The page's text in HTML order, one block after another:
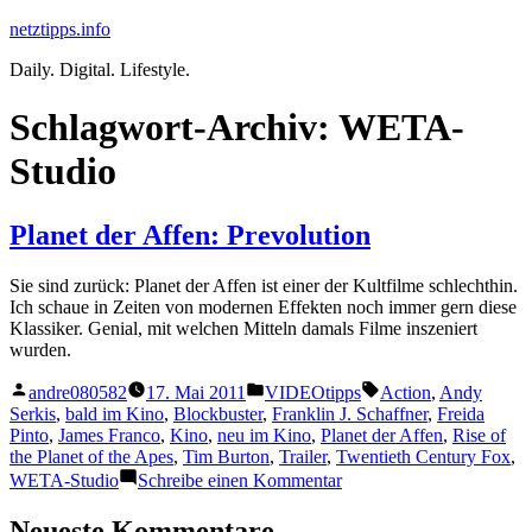
Zum
springen
netztipps.info
Daily. Digital. Lifestyle.
Schlagwort-Archiv: WETA-
Studio
Planet der Affen: Prevolution
Sie sind zurück: Planet der Affen ist einer der Kultfilme schlechthin.
Ich schaue in Zeiten von modernen Effekten noch immer gern diese
Klassiker. Genial, mit welchen Mitteln damals Filme inszeniert
wurden.
Veröffentlicht
von
andre080582 17. Mai 2011
Veröffentlicht
unter
VIDEOtipps Schlagwörter:
Action, Andy
Serkis, bald im Kino, Blockbuster, Franklin J. Schaffner, Freida
Pinto, James Franco, Kino, neu im Kino, Planet der Affen, Rise of
the Planet of the Apes, Tim Burton, Trailer, Twentieth Century Fox,
WETA-Studio
Schreibe einen Kommentarzu